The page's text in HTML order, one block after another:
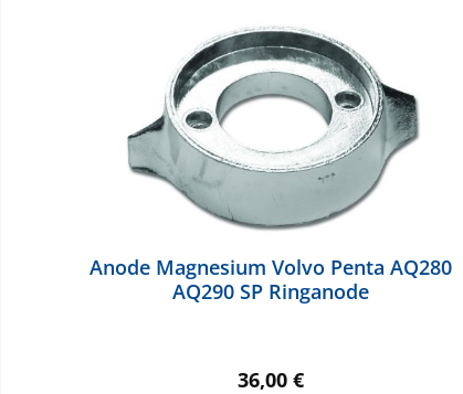
Anode Magnesium Volvo Penta AQ280
AQ290 SP Ringanode
Regulärer Preis:
36,00 €